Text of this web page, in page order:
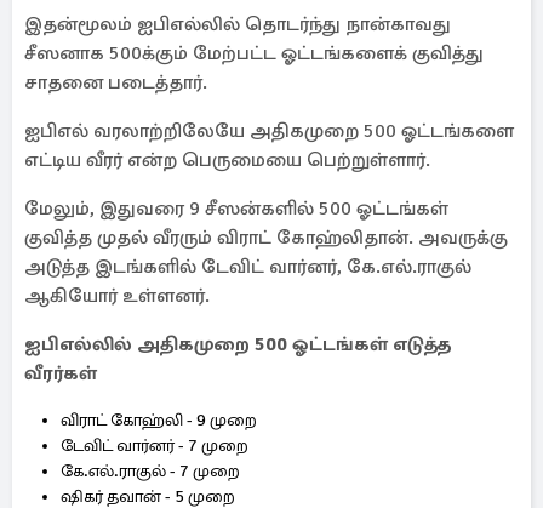
இதன்மூலம் ஐபிஎல்லில் தொடர்ந்து நான்காவது
சீஸனாக 500க்கும் மேற்பட்ட ஓட்டங்களைக் குவித்து
சாதனை படைத்தார்.
ஐபிஎல் வரலாற்றிலேயே அதிகமுறை 500 ஓட்டங்களை
எட்டிய வீரர் என்ற பெருமையை பெற்றுள்ளார்.
மேலும், இதுவரை 9 சீஸன்களில் 500 ஓட்டங்கள்
குவித்த முதல் வீரரும் விராட் கோஹ்லிதான். அவருக்கு
அடுத்த இடங்களில் டேவிட் வார்னர், கே.எல்.ராகுல்
ஆகியோர் உள்ளனர்.
ஐபிஎல்லில் அதிகமுறை 500 ஓட்டங்கள் எடுத்த
வீரர்கள்
விராட் கோஹ்லி - 9 முறை
டேவிட் வார்னர் - 7 முறை
கே.எல்.ராகுல் - 7 முறை
ஷிகர் தவான் - 5 முறை